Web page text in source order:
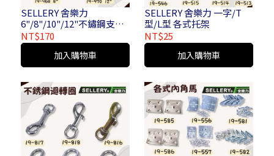
SELLERY 舍樂力
6"/8"/10"/12"不鏽鋼支架
19-967 / 19-968 / 19-969 /
19-970
NT$170
加入購物車
SELLERY 舍樂力 一字/T
型/L型 各式托架
NT$25
加入購物車